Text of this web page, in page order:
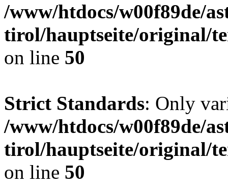
/www/htdocs/w00f89de/
tirol/hauptseite/original/
on line 50
Strict Standards: Only
/www/htdocs/w00f89de/
tirol/hauptseite/original/
on line 50